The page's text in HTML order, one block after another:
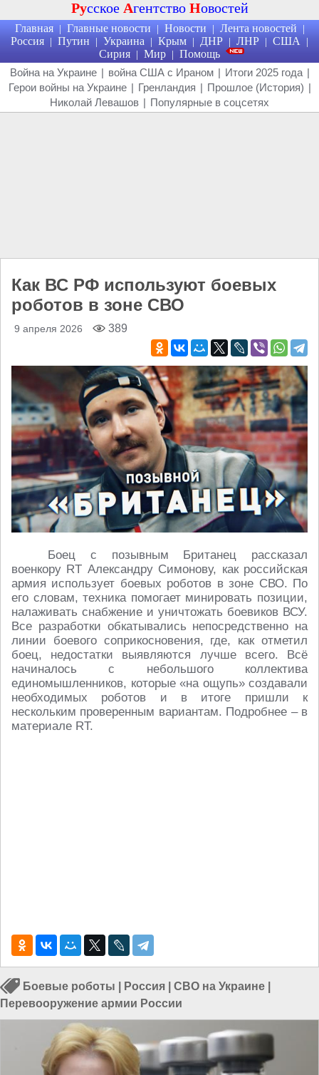
Русское Агентство Новостей
Главная | Главные новости | Новости | Лента новостей |
Россия | Путин | Украина | Крым | ДНР | ЛНР | США |
Сирия | Мир | Помощь
Война на Украине | война США с Ираном | Итоги 2025 года |
Герои войны на Украине | Гренландия | Прошлое (История) |
Николай Левашов | Популярные в соцсетях
Как ВС РФ используют боевых
роботов в зоне СВО
9 апреля 2026 389
Боец с позывным Британец рассказал
военкору RT Александру Симонову, как российская
армия использует боевых роботов в зоне СВО. По
его словам, техника помогает минировать позиции,
налаживать снабжение и уничтожать боевиков ВСУ.
Все разработки обкатывались непосредственно на
линии боевого соприкосновения, где, как отметил
боец, недостатки выявляются лучше всего. Всё
начиналось с небольшого коллектива
единомышленников, которые «на ощупь» создавали
необходимых роботов и в итоге пришли к
нескольким проверенным вариантам. Подробнее – в
материале RT.
Боевые роботы Россия СВО на Украине
Перевооружение армии России